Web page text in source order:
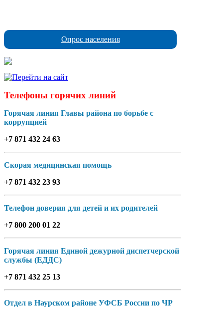
Опрос населения
Телефоны горячих линий
Горячая линия Главы района по борьбе с
коррупцией
+7 871 432 24 63
Скорая медицинская помощь
+7 871 432 23 93
Телефон доверия для детей и их родителей
+7 800 200 01 22
Горячая линия Единой дежурной диспетчерской
службы (ЕДДС)
+7 871 432 25 13
Отдел в Наурском районе УФСБ России по ЧР